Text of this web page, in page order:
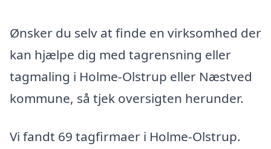
Ønsker du selv at finde en virksomhed der
kan hjælpe dig med tagrensning eller
tagmaling i Holme-Olstrup eller Næstved
kommune, så tjek oversigten herunder.
Vi fandt 69 tagfirmaer i Holme-Olstrup.